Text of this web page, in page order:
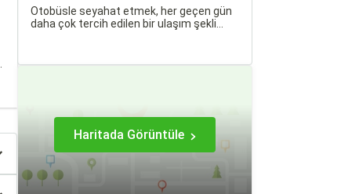
Otobüsle seyahat etmek, her geçen gün
daha çok tercih edilen bir ulaşım şekli
Haritada Görüntüle